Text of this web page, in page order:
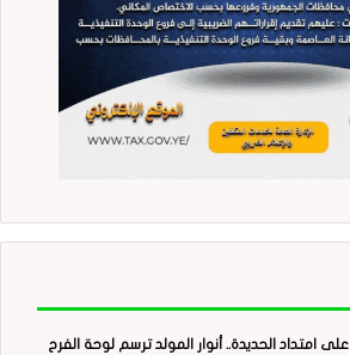
على امتداد الحديدة.. أنوار المولد ترسم لوحة الفرح